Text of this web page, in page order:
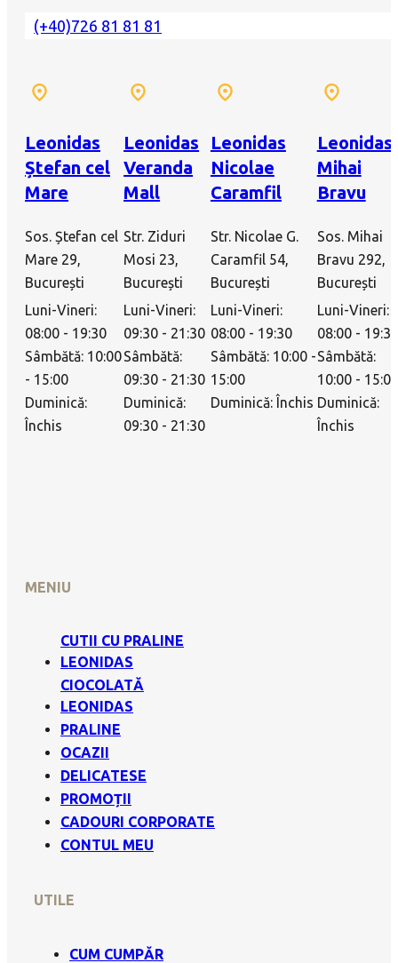
(+40)726 81 81 81
Leonidas
Ștefan cel
Mare
Sos. Ștefan cel
Mare 29,
București
Luni-Vineri:
08:00 - 19:30
Sâmbătă: 10:00
- 15:00
Duminică:
Închis
Leonidas
Veranda
Mall
Str. Ziduri
Mosi 23,
București
Luni-Vineri:
09:30 - 21:30
Sâmbătă:
09:30 - 21:30
Duminică:
09:30 - 21:30
Leonidas
Nicolae
Caramfil
Str. Nicolae G.
Caramfil 54,
București
Luni-Vineri:
08:00 - 19:30
Sâmbătă: 10:00 -
15:00
Duminică: Închis
Leonidas
Mihai
Bravu
Sos. Mihai
Bravu 292,
București
Luni-Vineri:
08:00 - 19:30
Sâmbătă:
10:00 - 15:00
Duminică:
Închis
MENIU
CUTII CU PRALINE
LEONIDAS
CIOCOLATĂ
LEONIDAS
PRALINE
OCAZII
DELICATESE
PROMOȚII
CADOURI CORPORATE
CONTUL MEU
UTILE
CUM CUMPĂR